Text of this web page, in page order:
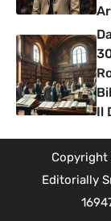
Il
Editorially